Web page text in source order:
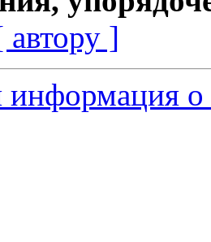
автору ]
о